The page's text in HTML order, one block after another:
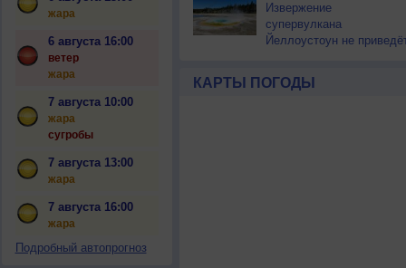
жара
6 августа 16:00
ветер
жара
7 августа 10:00
жара
сугробы
7 августа 13:00
жара
7 августа 16:00
жара
Подробный автопрогноз
Извержение
супервулкана
Йеллоустоун не
КАРТЫ ПОГОДЫ